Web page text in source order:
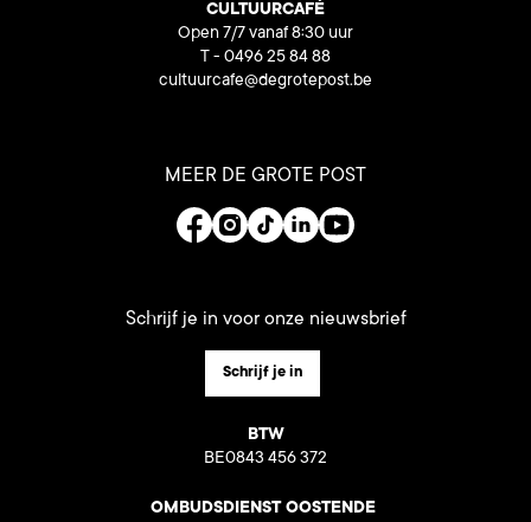
CULTUURCAFÉ
Open 7/7 vanaf 8:30 uur
T - 0496 25 84 88
cultuurcafe@degrotepost.be
MEER DE GROTE POST
Schrijf je in voor onze nieuwsbrief
Schrijf je in
BTW
BE0843 456 372
OMBUDSDIENST OOSTENDE